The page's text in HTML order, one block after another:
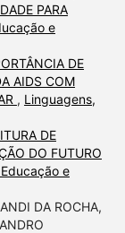
PARA
e
DE
AIDS COM
, Linguagens,
DE
DO FUTURO
e
DA ROCHA,